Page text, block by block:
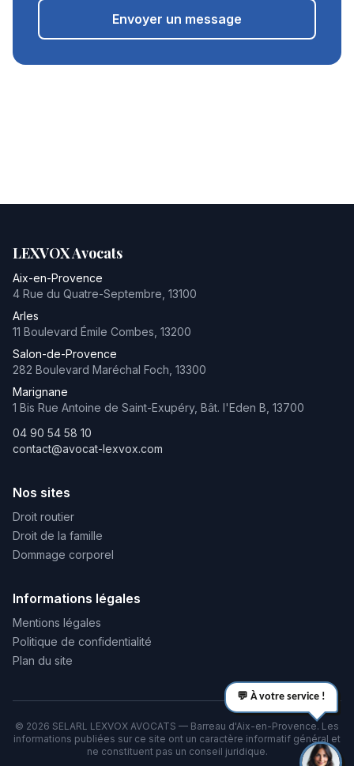
Envoyer un message
LEXVOX Avocats
Aix-en-Provence
4 Rue du Quatre-Septembre 13100
Arles
11 Boulevard Émile Combes 13200
Salon-de-Provence
282 Boulevard Maréchal Foch 13300
Marignane
1 Bis Rue Antoine de Saint-Exupéry, Bât. l'Eden B 13700
04 90 54 58 10
contact@avocat-lexvox.com
Nos sites
Droit routier
Droit de la famille
Dommage corporel
Informations légales
Mentions légales
Politique de confidentialité
Plan du site
© 2026 SELARL LEXVOX AVOCATS — Barreau d'Aix-en-Provence. Les
informations publiées sur ce site ont un caractère informatif général et
ne constituent pas un conseil juridique.
💬 À votre service !